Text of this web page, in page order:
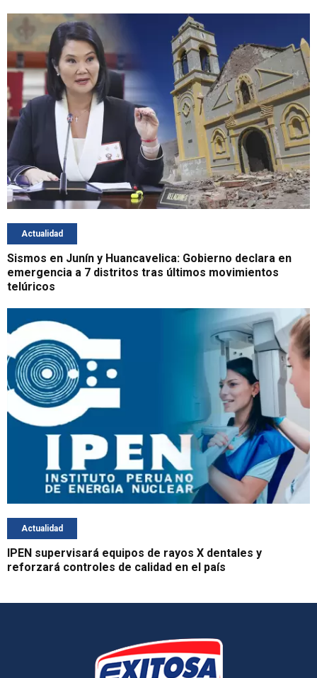
Actualidad
Sismos en Junín y Huancavelica: Gobierno declara en
emergencia a 7 distritos tras últimos movimientos
telúricos
Actualidad
IPEN supervisará equipos de rayos X dentales y
reforzará controles de calidad en el país